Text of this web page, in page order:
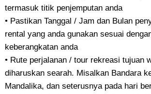
termasuk titik penjemputan anda
• Pastikan Tanggal / Jam dan Bulan
rental yang anda gunakan sesuai
keberangkatan anda
• Rute perjalanan / tour rekreasi tujuan
diharuskan searah. Misalkan Bandara
Mandalika, dan seterusnya pada hari